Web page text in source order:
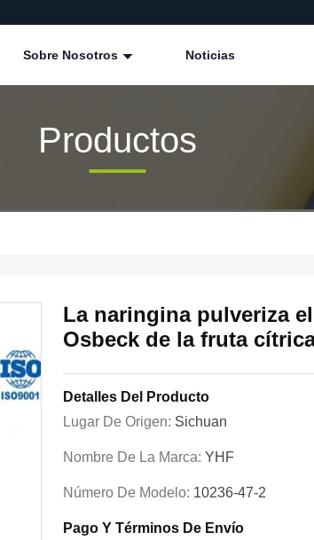
Sobre Nosotros Noticias
Productos
La naringina pulveriza
Osbeck de la fruta
Detalles Del Producto
Lugar De Origen: Sichuan
Nombre De La Marca: YHF
Número De Modelo: 10236-47-2
Pago Y Términos De Envío